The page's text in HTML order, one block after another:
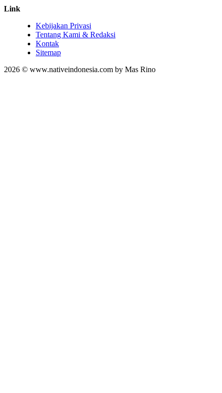
Link
Kebijakan Privasi
Tentang Kami & Redaksi
Kontak
Sitemap
2026 © www.nativeindonesia.com by Mas Rino